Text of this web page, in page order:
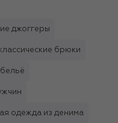
джоггеры
брюки
одежда из денима